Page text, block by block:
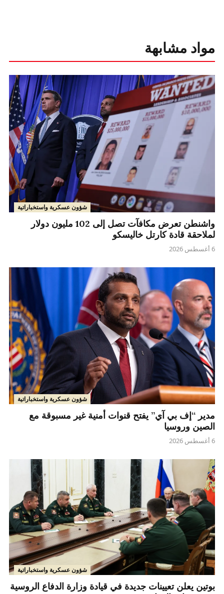
مواد مشابهة
شؤون عسكرية واستخباراتية
واشنطن تعرض مكافآت تصل إلى 102 مليون دولار
لملاحقة قادة كارتل خاليسكو
6 أغسطس 2026
شؤون عسكرية واستخباراتية
مدير “إف بي آي” يفتح قنوات أمنية غير مسبوقة مع
الصين وروسيا
6 أغسطس 2026
شؤون عسكرية واستخباراتية
بوتين يعلن تعيينات جديدة في قيادة وزارة الدفاع الروسية